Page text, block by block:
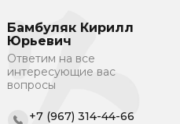
Бамбуляк Кирилл
Юрьевич
Ответим на все
интересующие вас
вопросы
+7 (967) 314-44-66